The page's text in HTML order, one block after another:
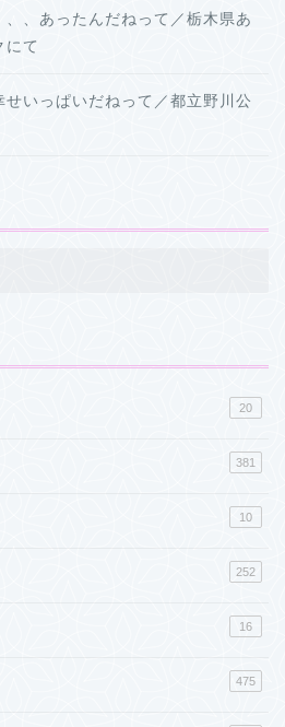
、、あったんだねって／栃木県あ
にて
せいっぱいだねって／都立野川公
20
381
10
252
16
475